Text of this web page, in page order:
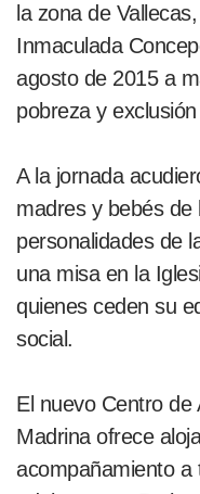
la zona de
Inmaculada
agosto de 2015 a
pobreza y
A la jornada
madres y bebés de
personalidades de
una misa en la
quienes ceden su
social.
El nuevo Centro de
Madrina ofrece
acompañamiento a